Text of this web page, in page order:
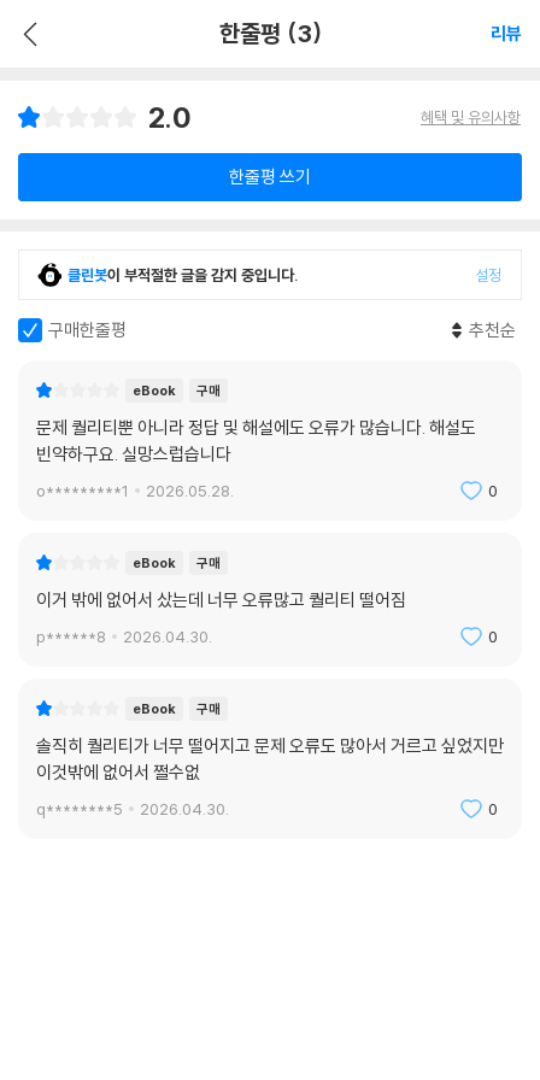
한줄평 (3) 리뷰
2.0 혜택 및 유의사항
한줄평 쓰기
클린봇이 부적절한 글을 감지 중입니다. 설정
구매한줄평 추천순
eBook 구매
문제 퀄리티뿐 아니라 정답 및 해설에도 오류가 많습니다. 해설도
빈약하구요. 실망스럽습니다
o*********1 2026.05.28. 0
eBook 구매
이거 밖에 없어서 샀는데 너무 오류많고 퀄리티 떨어짐
p******8 2026.04.30. 0
eBook 구매
솔직히 퀄리티가 너무 떨어지고 문제 오류도 많아서 거르고 싶었지만
이것밖에 없어서 쩔수없
q********5 2026.04.30. 0